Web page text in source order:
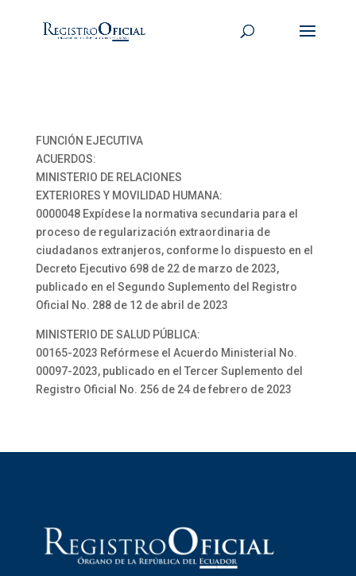
FUNCIÓN EJECUTIVA
ACUERDOS:
MINISTERIO DE RELACIONES
EXTERIORES Y MOVILIDAD HUMANA:
0000048 Expídese la normativa secundaria para el
proceso de regularización extraordinaria de
ciudadanos extranjeros, conforme lo dispuesto en el
Decreto Ejecutivo 698 de 22 de marzo de 2023,
publicado en el Segundo Suplemento del Registro
Oficial No. 288 de 12 de abril de 2023
MINISTERIO DE SALUD PÚBLICA:
00165-2023 Refórmese el Acuerdo Ministerial No.
00097-2023, publicado en el Tercer Suplemento del
Registro Oficial No. 256 de 24 de febrero de 2023